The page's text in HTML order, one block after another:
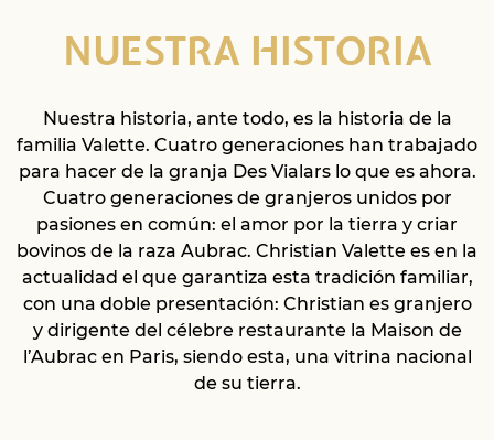
NUESTRA HISTORIA
Nuestra historia, ante todo, es la historia de la
familia Valette. Cuatro generaciones han trabajado
para hacer de la granja Des Vialars lo que es ahora.
Cuatro generaciones de granjeros unidos por
pasiones en común: el amor por la tierra y criar
bovinos de la raza Aubrac. Christian Valette es en la
actualidad el que garantiza esta tradición familiar,
con una doble presentación: Christian es granjero
y dirigente del célebre restaurante la Maison de
l’Aubrac en Paris, siendo esta, una vitrina nacional
de su tierra.